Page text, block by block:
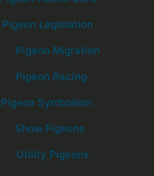
Pigeon Legislation
Pigeon Migration
Pigeon Racing
Pigeon Symbolism
Show Pigeons
Utility Pigeons